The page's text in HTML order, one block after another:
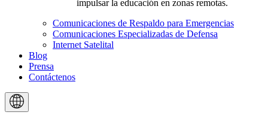
impulsar la educación en zonas remotas.
Comunicaciones de Respaldo para Emergencias
Comunicaciones Especializadas de Defensa
Internet Satelital
Blog
Prensa
Contáctenos